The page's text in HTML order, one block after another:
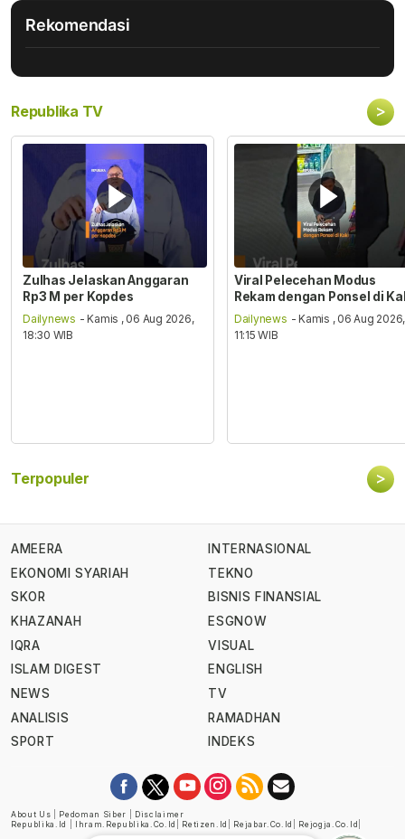
Rekomendasi
Republika TV >
Zulhas Jelaskan Anggaran
Rp3 M per Kopdes
Dailynews - Kamis , 06 Aug 2026,
18:30 WIB
Viral Pelecehan Modus
Rekam dengan Ponsel di
Dailynews - Kamis , 06 Aug 2026,
11:15 WIB
Terpopuler >
AMEERA
EKONOMI SYARIAH
SKOR
KHAZANAH
IQRA
ISLAM DIGEST
NEWS
ANALISIS
SPORT
INTERNASIONAL
TEKNO
BISNIS FINANSIAL
ESGNOW
VISUAL
ENGLISH
TV
RAMADHAN
INDEKS
About Us Pedoman Siber
Disclaimer
Republika.id
Ihram.republika.co.id Retizen.id Rejabar.co.id Rejogja.co.id